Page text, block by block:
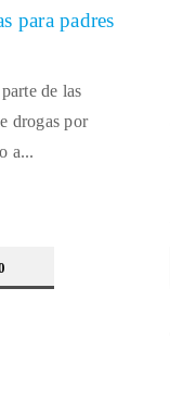
para padres
de las
drogas por
a...